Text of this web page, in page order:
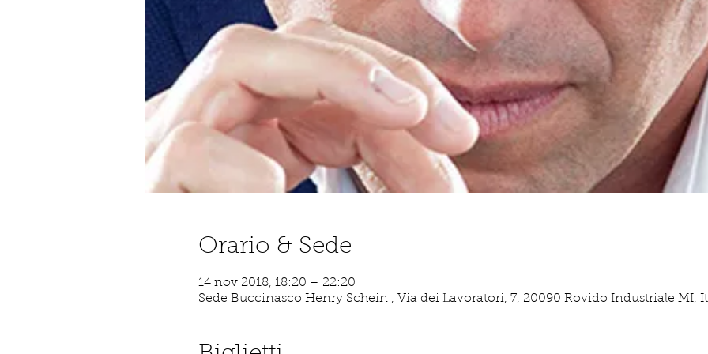
Orario & Sede
14 nov 2018, 18:20 – 22:20
Sede Buccinasco Henry Schein , Via dei Lavoratori, 7, 20090 Rovido Industriale MI,